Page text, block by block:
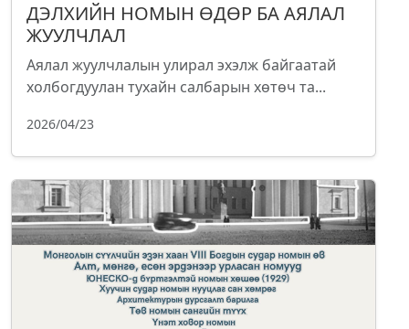
ДЭЛХИЙН НОМЫН ӨДӨР БА АЯЛАЛ
ЖУУЛЧЛАЛ
Аялал жуулчлалын улирал эхэлж байгаатай
холбогдуулан тухайн салбарын хөтөч та...
2026/04/23